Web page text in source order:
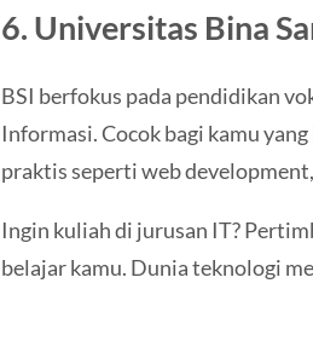
6. Universitas Bina
BSI berfokus pada pendidikan
Informasi. Cocok bagi kamu
praktis seperti web
Ingin kuliah di jurusan IT?
belajar kamu. Dunia teknologi